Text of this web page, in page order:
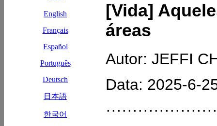
[Vida]
áreas
Autor: JEFFI
Data: 2025-6-